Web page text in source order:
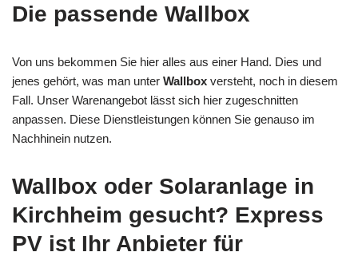
Die passende Wallbox
Von uns bekommen Sie hier alles aus einer Hand. Dies und
jenes gehört, was man unter Wallbox versteht, noch in diesem
Fall. Unser Warenangebot lässt sich hier zugeschnitten
anpassen. Diese Dienstleistungen können Sie genauso im
Nachhinein nutzen.
Wallbox oder Solaranlage in
Kirchheim gesucht? Express
PV ist Ihr Anbieter für